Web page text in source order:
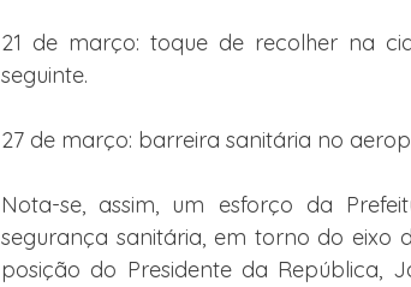
21 de março: toque de recolher na
seguinte.
27 de março: barreira sanitária no
Nota-se, assim, um esforço da
segurança sanitária, em torno do eixo
posição do Presidente da República,